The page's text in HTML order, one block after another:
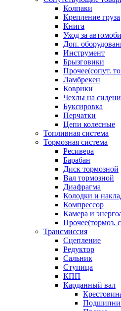
Колпаки
Крепление груза
Книга
Уход за
Доп.
Инструмент
Брызговики
Прочее(сопут.
Ламбрекен
Коврики
Чехлы на
Буксировка
Перчатки
Цепи колесные
Топливная система
Тормозная система
Ресивера
Барабан
Диск тормозной
Вал тормозной
Диафрагма
Колодки и
Компрессор
Камера и
Прочее(тормоз.
Трансмиссия
Сцепление
Редуктор
Сальник
Ступица
КПП
Карданный вал